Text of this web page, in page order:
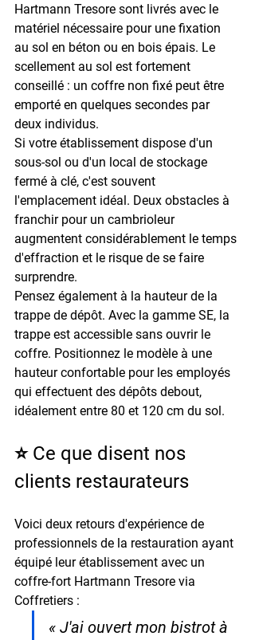
Hartmann Tresore sont livrés avec le
matériel nécessaire pour une fixation
au sol en béton ou en bois épais. Le
scellement au sol est fortement
conseillé : un coffre non fixé peut être
emporté en quelques secondes par
deux individus.
Si votre établissement dispose d'un
sous-sol ou d'un local de stockage
fermé à clé, c'est souvent
l'emplacement idéal. Deux obstacles à
franchir pour un cambrioleur
augmentent considérablement le temps
d'effraction et le risque de se faire
surprendre.
Pensez également à la hauteur de la
trappe de dépôt. Avec la gamme SE, la
trappe est accessible sans ouvrir le
coffre. Positionnez le modèle à une
hauteur confortable pour les employés
qui effectuent des dépôts debout,
idéalement entre 80 et 120 cm du sol.
⭐ Ce que disent nos
clients restaurateurs
Voici deux retours d'expérience de
professionnels de la restauration ayant
équipé leur établissement avec un
coffre-fort Hartmann Tresore via
Coffretiers :
« J'ai ouvert mon bistrot à